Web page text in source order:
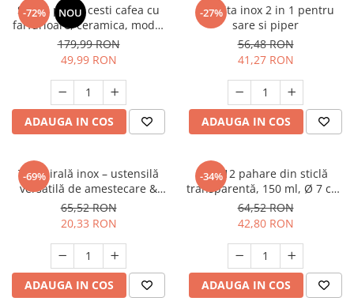
-72% NOU
Set 24 piese, cesti cafea cu
farfurioare, ceramica, model
modern verde, set complet
ceai/cafea
179,99 RON
49,99 RON
ADAUGA IN COS
-27%
Rasnita inox 2 in 1 pentru
sare si piper
56,48 RON
41,27 RON
ADAUGA IN COS
-69%
Tel spirală inox – ustensilă
versatilă de amestecare &
curățare, lavabilă la mașina
de spălat
65,52 RON
20,33 RON
ADAUGA IN COS
-34%
Set 12 pahare din sticlă
transparentă, 150 ml, Ø 7 cm,
H 8 cm, bază groasă, pentru
apă, suc, whisky, uz casnic &
HoReCa
64,52 RON
42,80 RON
ADAUGA IN COS